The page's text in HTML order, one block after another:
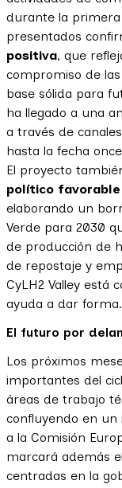
durante la primera
presentados
positiva, que
compromiso de
base sólida para
ha llegado a una
a través de
hasta la fecha
El proyecto
político favorable
elaborando un
Verde para 2030
de producción de
de repostaje y
CyLH2 Valley está
ayuda a dar forma.
El futuro por
Los próximos
importantes del
áreas de trabajo
confluyendo en
a la Comisión
marcará además
centradas en la